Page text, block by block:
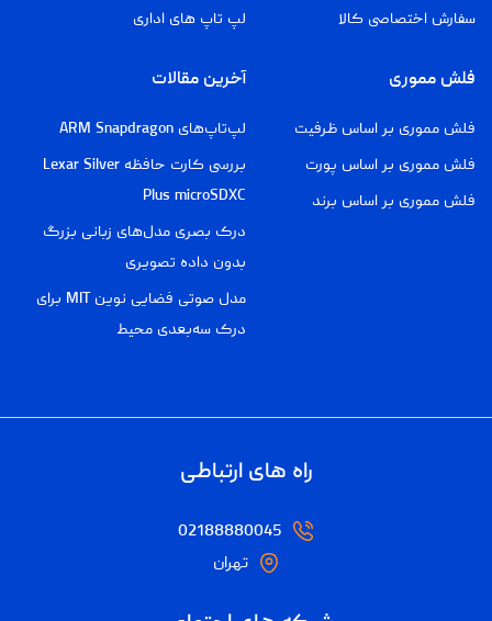
سفارش اختصاصی کالا
لپ تاپ های اداری
فلش مموری
فلش مموری بر اساس ظرفیت
فلش مموری بر اساس پورت
فلش مموری بر اساس برند
آخرین مقالات
لپ‌تاپ‌های ARM Snapdragon
بررسی کارت حافظه Lexar Silver
Plus microSDXC
درک بصری مدل‌های زبانی بزرگ
بدون داده تصویری
مدل صوتی فضایی نوین MIT برای
درک سه‌بعدی محیط
راه های ارتباطی
02188880045
تهران